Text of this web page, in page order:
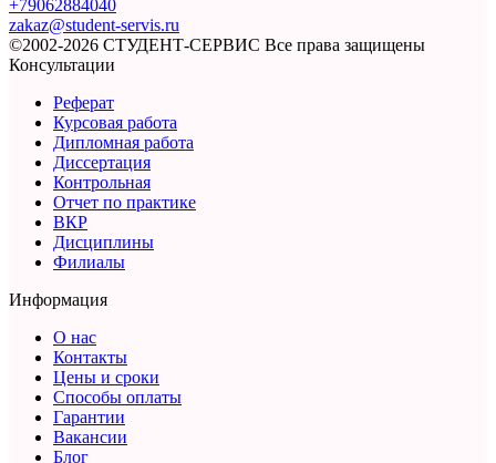
+79062884040
zakaz@student-servis.ru
©2002-2026 СТУДЕНТ-СЕРВИС Все права защищены
Консультации
Реферат
Курсовая работа
Дипломная работа
Диссертация
Контрольная
Отчет по практике
ВКР
Дисциплины
Филиалы
Информация
О нас
Контакты
Цены и сроки
Способы оплаты
Гарантии
Вакансии
Блог